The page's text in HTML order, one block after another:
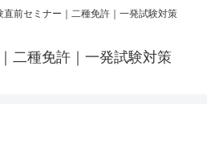
前セミナー｜二種免許｜一発試験対策
二種免許｜一発試験対策